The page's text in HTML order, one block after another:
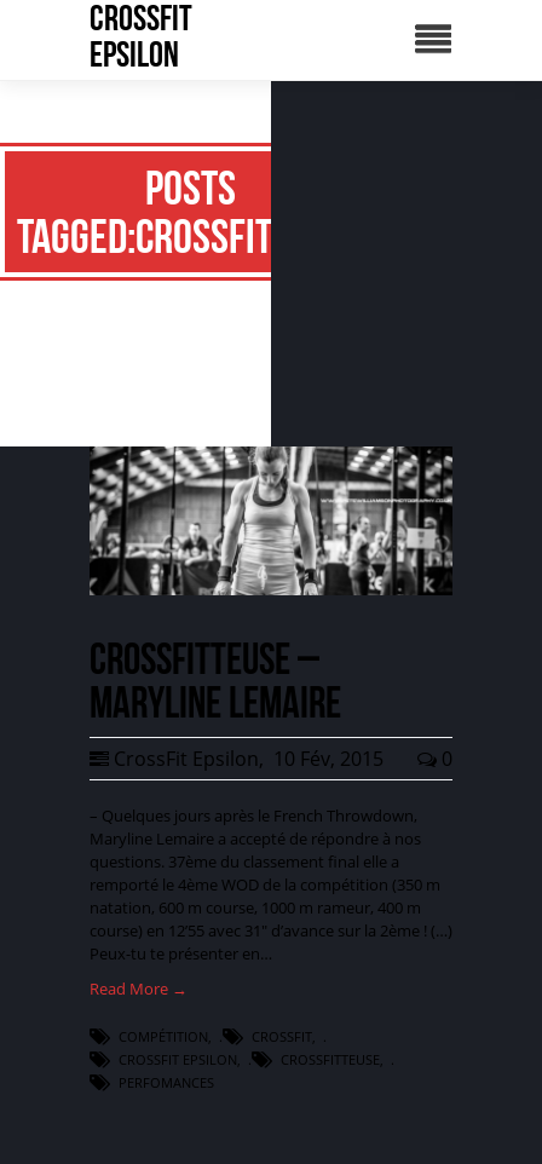
CrossFit
Epsilon
Posts
Tagged:CrossFitteuse
Crossfitteuse –
Maryline Lemaire
CrossFit Epsilon, 10 Fév, 2015 0
– Quelques jours après le French Throwdown,
Maryline Lemaire a accepté de répondre à nos
questions. 37ème du classement final elle a
remporté le 4ème WOD de la compétition (350 m
natation, 600 m course, 1000 m rameur, 400 m
course) en 12’55 avec 31″ d’avance sur la 2ème ! (…)
Peux-tu te présenter en…
Read More →
COMPÉTITION CROSSFIT
CROSSFIT EPSILON, CROSSFITTEUSE,
PERFOMANCES